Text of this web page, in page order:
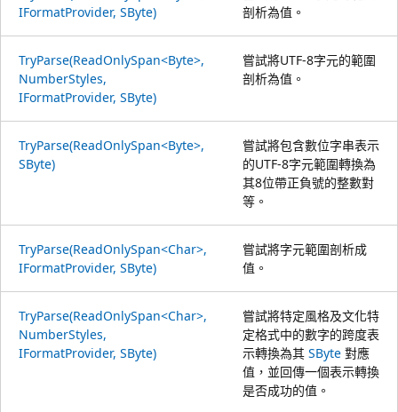
IFormatProvider, SByte)
剖析為值。
TryParse(ReadOnlySpan<Byte>,
NumberStyles,
IFormatProvider, SByte)
嘗試將UTF-8字元的範圍
剖析為值。
TryParse(ReadOnlySpan<Byte>,
SByte)
嘗試將包含數位字串表示
的UTF-8字元範圍轉換為
其8位帶正負號的整數對
等。
TryParse(ReadOnlySpan<Char>,
IFormatProvider, SByte)
嘗試將字元範圍剖析成
值。
TryParse(ReadOnlySpan<Char>,
NumberStyles,
IFormatProvider, SByte)
嘗試將特定風格及文化特
定格式中的數字的跨度表
示轉換為其 SByte 對應
值，並回傳一個表示轉換
是否成功的值。